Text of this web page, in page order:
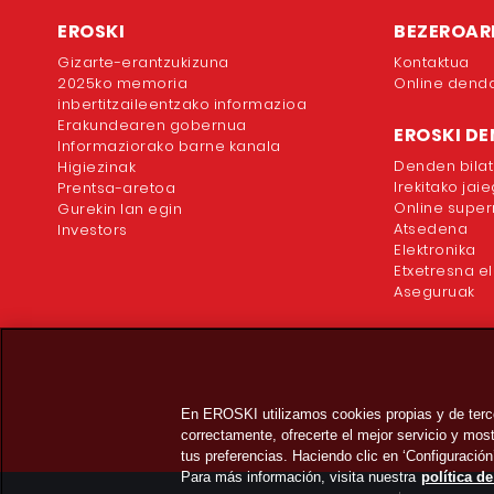
EROSKI
Gizarte-erantzukizuna
2025ko memoria
inbertitzaileentzako informazioa
Erakundearen gobernua
Informaziorako barne kanala
Higiezinak
Prentsa-aretoa
Gurekin lan egin
Investors
Kontaktua
Online
EROSKI
Denden
Irekitako
Online
Atsedena
Elektronika
Etxetresna
Aseguruak
En EROSKI utilizamos cookies propias y de
correctamente, ofrecerte el mejor servicio y
tus preferencias. Haciendo clic en
Para más información, visita nuestra política